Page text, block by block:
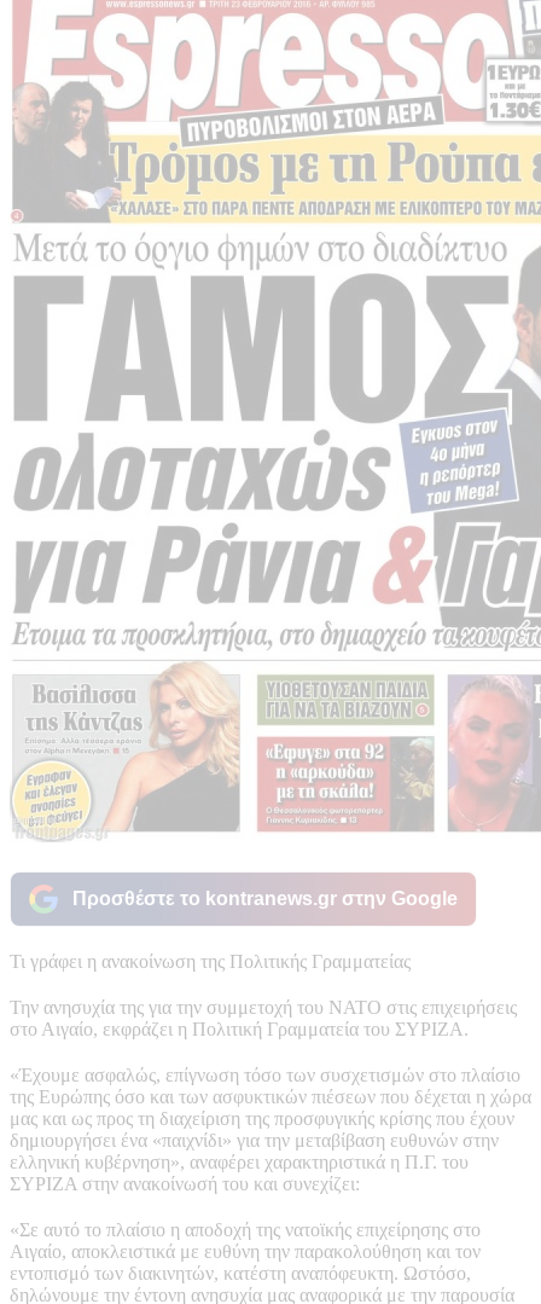
Προσθέστε το kontranews.gr στην Google
Τι γράφει η ανακοίνωση της Πολιτικής Γραμματείας
Την ανησυχία της για την συμμετοχή του ΝΑΤΟ στις επιχειρήσεις
στο Αιγαίο, εκφράζει η Πολιτική Γραμματεία του ΣΥΡΙΖΑ.
«Έχουμε ασφαλώς, επίγνωση τόσο των συσχετισμών στο πλαίσιο
της Ευρώπης όσο και των ασφυκτικών πιέσεων που δέχεται η χώρα
μας και ως προς τη διαχείριση της προσφυγικής κρίσης που έχουν
δημιουργήσει ένα «παιχνίδι» για την μεταβίβαση ευθυνών στην
ελληνική κυβέρνηση», αναφέρει χαρακτηριστικά η Π.Γ. του
ΣΥΡΙΖΑ στην ανακοίνωσή του και συνεχίζει:
«Σε αυτό το πλαίσιο η αποδοχή της νατοϊκής επιχείρησης στο
Αιγαίο, αποκλειστικά με ευθύνη την παρακολούθηση και τον
εντοπισμό των διακινητών, κατέστη αναπόφευκτη. Ωστόσο,
δηλώνουμε την έντονη ανησυχία μας αναφορικά με την παρουσία